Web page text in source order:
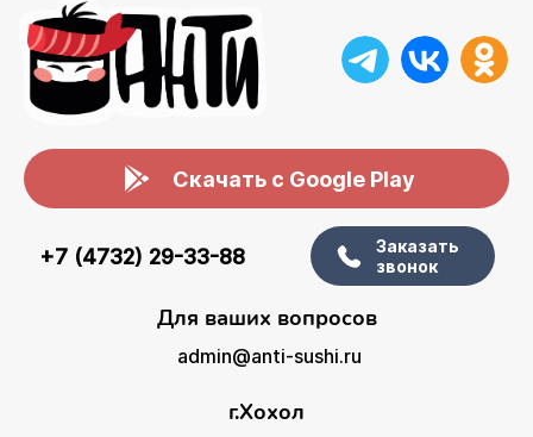
Скачать с Google Play
+7 (4732) 29-33-88
Заказать
звонок
Для ваших вопросов
admin@anti-sushi.ru
г.Хохол